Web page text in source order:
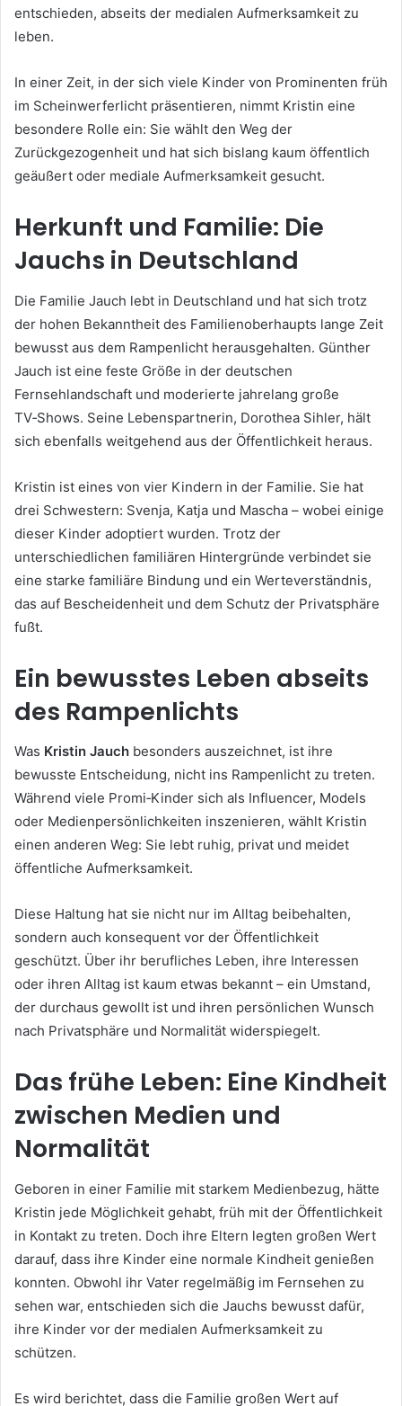
entschieden, abseits der medialen Aufmerksamkeit zu
leben.
In einer Zeit, in der sich viele Kinder von Prominenten früh
im Scheinwerferlicht präsentieren, nimmt Kristin eine
besondere Rolle ein: Sie wählt den Weg der
Zurückgezogenheit und hat sich bislang kaum öffentlich
geäußert oder mediale Aufmerksamkeit gesucht.
Herkunft und Familie: Die
Jauchs in Deutschland
Die Familie Jauch lebt in Deutschland und hat sich trotz
der hohen Bekanntheit des Familienoberhaupts lange Zeit
bewusst aus dem Rampenlicht herausgehalten. Günther
Jauch ist eine feste Größe in der deutschen
Fernsehlandschaft und moderierte jahrelang große
TV‑Shows. Seine Lebenspartnerin, Dorothea Sihler, hält
sich ebenfalls weitgehend aus der Öffentlichkeit heraus.
Kristin ist eines von vier Kindern in der Familie. Sie hat
drei Schwestern: Svenja, Katja und Mascha – wobei einige
dieser Kinder adoptiert wurden. Trotz der
unterschiedlichen familiären Hintergründe verbindet sie
eine starke familiäre Bindung und ein Werteverständnis,
das auf Bescheidenheit und dem Schutz der Privatsphäre
fußt.
Ein bewusstes Leben abseits
des Rampenlichts
Was Kristin Jauch besonders auszeichnet, ist ihre
bewusste Entscheidung, nicht ins Rampenlicht zu treten.
Während viele Promi‑Kinder sich als Influencer, Models
oder Medienpersönlichkeiten inszenieren, wählt Kristin
einen anderen Weg: Sie lebt ruhig, privat und meidet
öffentliche Aufmerksamkeit.
Diese Haltung hat sie nicht nur im Alltag beibehalten,
sondern auch konsequent vor der Öffentlichkeit
geschützt. Über ihr berufliches Leben, ihre Interessen
oder ihren Alltag ist kaum etwas bekannt – ein Umstand,
der durchaus gewollt ist und ihren persönlichen Wunsch
nach Privatsphäre und Normalität widerspiegelt.
Das frühe Leben: Eine Kindheit
zwischen Medien und
Normalität
Geboren in einer Familie mit starkem Medienbezug, hätte
Kristin jede Möglichkeit gehabt, früh mit der Öffentlichkeit
in Kontakt zu treten. Doch ihre Eltern legten großen Wert
darauf, dass ihre Kinder eine normale Kindheit genießen
konnten. Obwohl ihr Vater regelmäßig im Fernsehen zu
sehen war, entschieden sich die Jauchs bewusst dafür,
ihre Kinder vor der medialen Aufmerksamkeit zu
schützen.
Es wird berichtet, dass die Familie großen Wert auf